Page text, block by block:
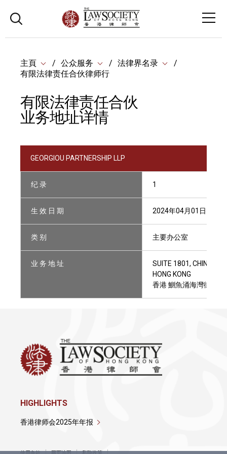
主頁 公众服务
法律界名录
有限法律责任合伙律师行
有限法律责任合伙
业务地址详情
GEORGIOU PARTNERSHIP LLP
纪 录 1
生 效 日 期 2024年04月01日
类 别 主要办公室
业 务 地 址
SUITE 1801,
HONG KONG
香港 鰂魚涌海灣街1號
HIGHLIGHTS
香港律师会2025年年报
使用条款 网页地图 私隐政策